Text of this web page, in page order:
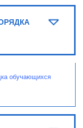
обучающихся